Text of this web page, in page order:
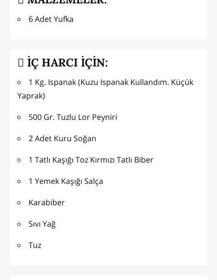
6 Adet Yufka
İÇ HARCI İÇİN:
1 Kg. Ispanak (Kuzu Ispanak Kullandım. Küçük
Yaprak)
500 Gr. Tuzlu Lor Peyniri
2 Adet Kuru Soğan
1 Tatlı Kaşığı Toz Kırmızı Tatlı Biber
1 Yemek Kaşığı Salça
Karabiber
Sıvı Yağ
Tuz